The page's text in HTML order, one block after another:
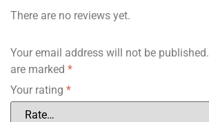
There are no reviews yet.
Your email address will not be published.
are marked *
Your rating *